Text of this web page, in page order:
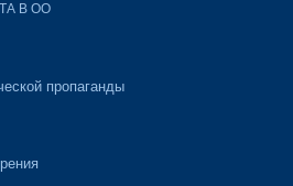
В ОО
пропаганды